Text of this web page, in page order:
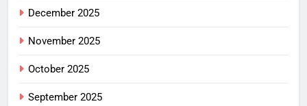
December 2025
November 2025
October 2025
September 2025